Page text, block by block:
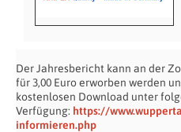
Der Jahresbericht kann an der
für 3,00 Euro erworben werden
kostenlosen Download unter
Verfügung: https://
informieren.php